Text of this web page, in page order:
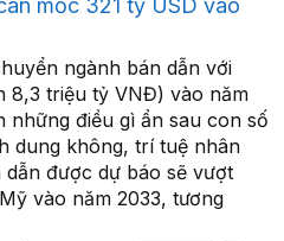
mốc 321 tỷ USD vào
ngành bán dẫn với
8,3 triệu tỷ VNĐ) vào năm
những điều gì ẩn sau con số
dung không, trí tuệ nhân
được dự báo sẽ vượt
vào năm 2033, tương